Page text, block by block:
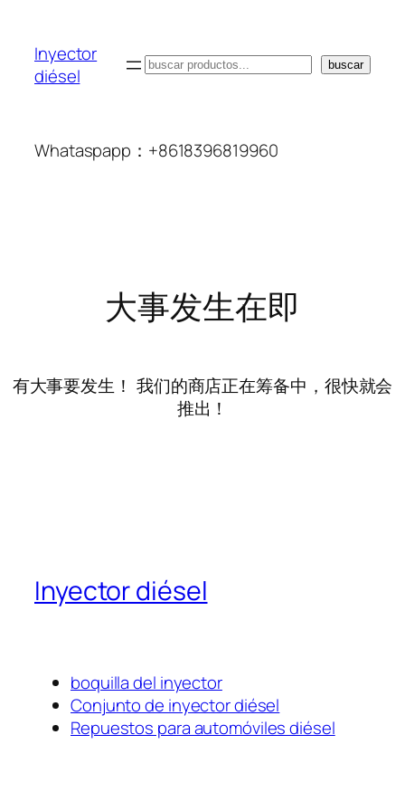
Inyector
diésel
搜
buscar
Whataspapp：+8618396819960
大事发生在即
有大事要发生！ 我们的商店正在筹备中，很快就会
推出！
Inyector diésel
boquilla del inyector
Conjunto de inyector diésel
Repuestos para automóviles diésel